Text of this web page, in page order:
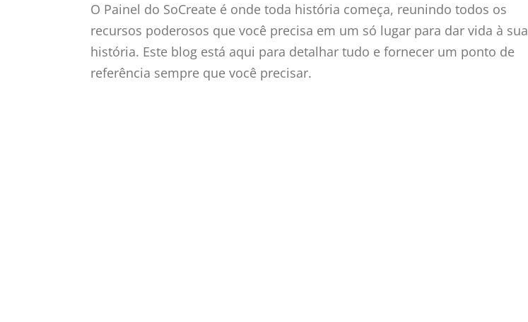
O Painel do SoCreate é onde toda história começa, reunindo todos os
recursos poderosos que você precisa em um só lugar para dar vida à sua
história. Este blog está aqui para detalhar tudo e fornecer um ponto de
referência sempre que você precisar.